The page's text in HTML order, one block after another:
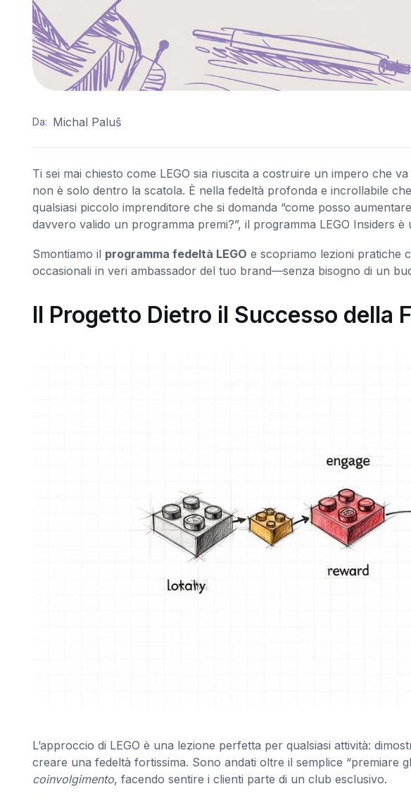
Da: Michal Paluš
Ti sei mai chiesto come LEGO sia riuscita a costruire un impero che
non è solo dentro la scatola. È nella fedeltà profonda e incrollabile
qualsiasi piccolo imprenditore che si domanda “come posso
davvero valido un programma premi?”, il programma LEGO Insiders è
Smontiamo il programma fedeltà LEGO e scopriamo lezioni pratiche
occasionali in veri ambassador del tuo brand—senza bisogno di un
Il Progetto Dietro il Successo della
L’approccio di LEGO è una lezione perfetta per qualsiasi attività:
creare una fedeltà fortissima. Sono andati oltre il semplice “premiare
coinvolgimento, facendo sentire i clienti parte di un club esclusivo.